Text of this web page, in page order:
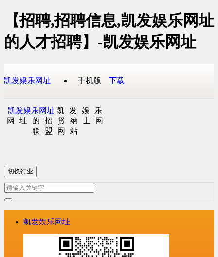
【招聘,招聘信息,凯发娱乐网址
的人才招聘】-凯发娱乐网址
凯发娱乐网址 手机版 下载
凯发娱乐网址 凯发娱乐
网址的招贤纳士网
联盟网站
切换行业
凯发娱乐网址